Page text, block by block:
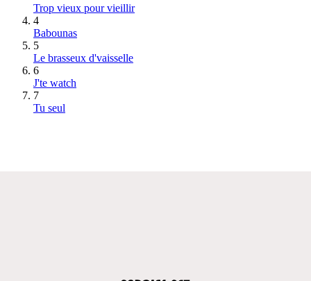
Trop vieux pour vieillir
4
Babounas
5
Le brasseux d'vaisselle
6
J'te watch
7
Tu seul